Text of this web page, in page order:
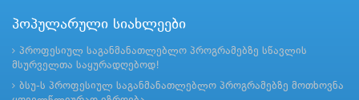
პოპულარული სიახლეები
პროფესიულ საგანმანათლებლო პროგრამებზე სწავლის
მსურველთა საყურადღებოდ!
ბსუ-ს პროფესიულ საგანმანათლებლო პროგრამებზე მოთხოვნა